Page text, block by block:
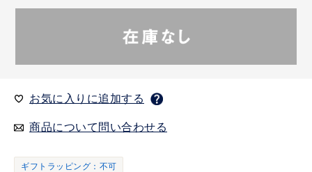
お気に入りに追加する
商品について問い合わせる
ギフトラッピング：不可